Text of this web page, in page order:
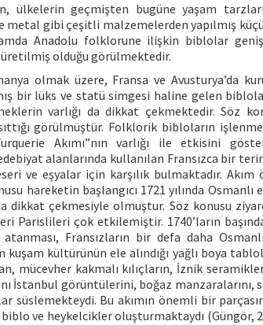
ülkelerin geçmişten bugüne yaşam
metal gibi çeşitli malzemelerden yapılmış
Anadolu folklorune ilişkin biblolar
olduğu görülmektedir.
olmak üzere, Fransa ve Avusturya’da
bir lüks ve statü simgesi haline gelen
varlığı da dikkat çekmektedir. Söz
görülmüştür. Folklorik bibloların
Akımı”nın varlığı ile etkisini
alanlarında kullanılan Fransızca bir
ve eşyalar için karşılık bulmaktadır. Akım
hareketin başlangıcı 1721 yılında Osmanlı
dikkat çekmesiyle olmuştur. Söz konusu
Parislileri çok etkilemiştir. 1740’ların
Fransızların bir defa daha
kültürünün ele alındığı yağlı boya
mücevher kakmalı kılıçların, İznik
İstanbul görüntülerini, boğaz manzaralarını,
süslemekteydi. Bu akımın önemli bir
ve heykelcikler oluşturmaktaydı (Güngör,